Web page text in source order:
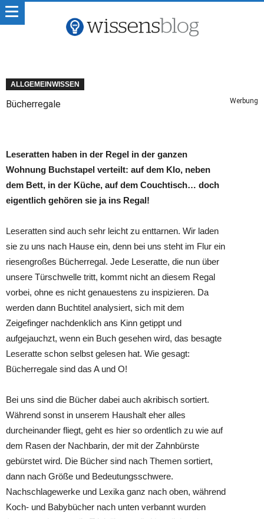
ALLGEMEINWISSEN
Bücherregale Werbung
Leseratten haben in der Regel in der ganzen
Wohnung Buchstapel verteilt: auf dem Klo, neben
dem Bett, in der Küche, auf dem Couchtisch… doch
eigentlich gehören sie ja ins Regal!
Leseratten sind auch sehr leicht zu enttarnen. Wir laden
sie zu uns nach Hause ein, denn bei uns steht im Flur ein
riesengroßes Bücherregal. Jede Leseratte, die nun über
unsere Türschwelle tritt, kommt nicht an diesem Regal
vorbei, ohne es nicht genauestens zu inspizieren. Da
werden dann Buchtitel analysiert, sich mit dem
Zeigefinger nachdenklich ans Kinn getippt und
aufgejauchzt, wenn ein Buch gesehen wird, das besagte
Leseratte schon selbst gelesen hat. Wie gesagt:
Bücherregale sind das A und O!
Bei uns sind die Bücher dabei auch akribisch sortiert.
Während sonst in unserem Haushalt eher alles
durcheinander fliegt, geht es hier so ordentlich zu wie auf
dem Rasen der Nachbarin, der mit der Zahnbürste
gebürstet wird. Die Bücher sind nach Themen sortiert,
dann nach Größe und Bedeutungsschwere.
Nachschlagewerke und Lexika ganz nach oben, während
Koch- und Babybücher nach unten verbannt wurden